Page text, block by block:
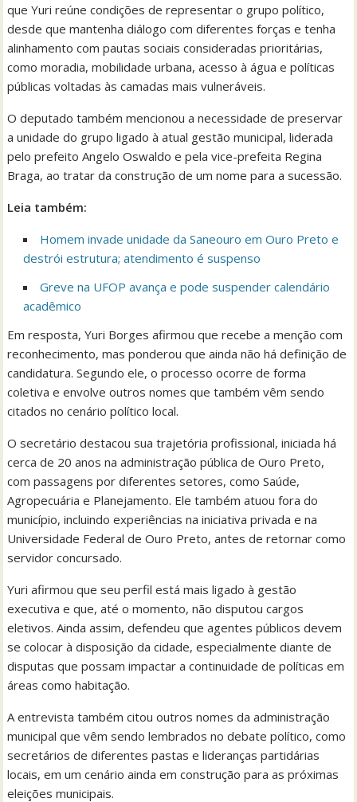
que Yuri reúne condições de representar o grupo político,
desde que mantenha diálogo com diferentes forças e tenha
alinhamento com pautas sociais consideradas prioritárias,
como moradia, mobilidade urbana, acesso à água e políticas
públicas voltadas às camadas mais vulneráveis.
O deputado também mencionou a necessidade de preservar
a unidade do grupo ligado à atual gestão municipal, liderada
pelo prefeito Angelo Oswaldo e pela vice-prefeita Regina
Braga, ao tratar da construção de um nome para a sucessão.
Leia também:
Homem invade unidade da Saneouro em Ouro Preto e
destrói estrutura; atendimento é suspenso
Greve na UFOP avança e pode suspender calendário
acadêmico
Em resposta, Yuri Borges afirmou que recebe a menção com
reconhecimento, mas ponderou que ainda não há definição de
candidatura. Segundo ele, o processo ocorre de forma
coletiva e envolve outros nomes que também vêm sendo
citados no cenário político local.
O secretário destacou sua trajetória profissional, iniciada há
cerca de 20 anos na administração pública de Ouro Preto,
com passagens por diferentes setores, como Saúde,
Agropecuária e Planejamento. Ele também atuou fora do
município, incluindo experiências na iniciativa privada e na
Universidade Federal de Ouro Preto, antes de retornar como
servidor concursado.
Yuri afirmou que seu perfil está mais ligado à gestão
executiva e que, até o momento, não disputou cargos
eletivos. Ainda assim, defendeu que agentes públicos devem
se colocar à disposição da cidade, especialmente diante de
disputas que possam impactar a continuidade de políticas em
áreas como habitação.
A entrevista também citou outros nomes da administração
municipal que vêm sendo lembrados no debate político, como
secretários de diferentes pastas e lideranças partidárias
locais, em um cenário ainda em construção para as próximas
eleições municipais.